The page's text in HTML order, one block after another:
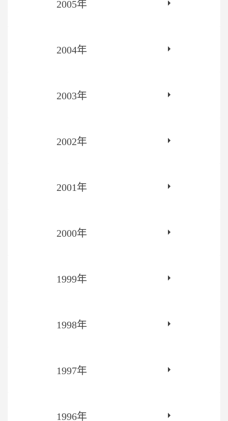
2005年
2004年
2003年
2002年
2001年
2000年
1999年
1998年
1997年
1996年